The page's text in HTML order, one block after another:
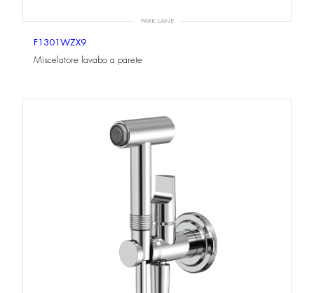
PARK LANE
F1301WZX9
Miscelatore lavabo a parete